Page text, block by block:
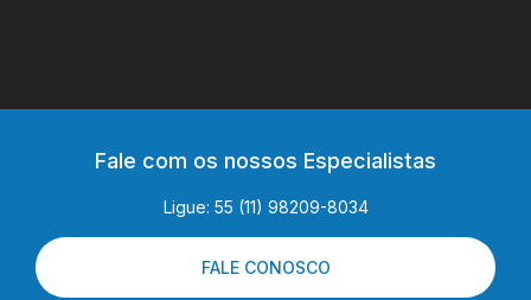
Fale com os nossos Especialistas
Ligue: 55 (11) 98209-8034
FALE CONOSCO